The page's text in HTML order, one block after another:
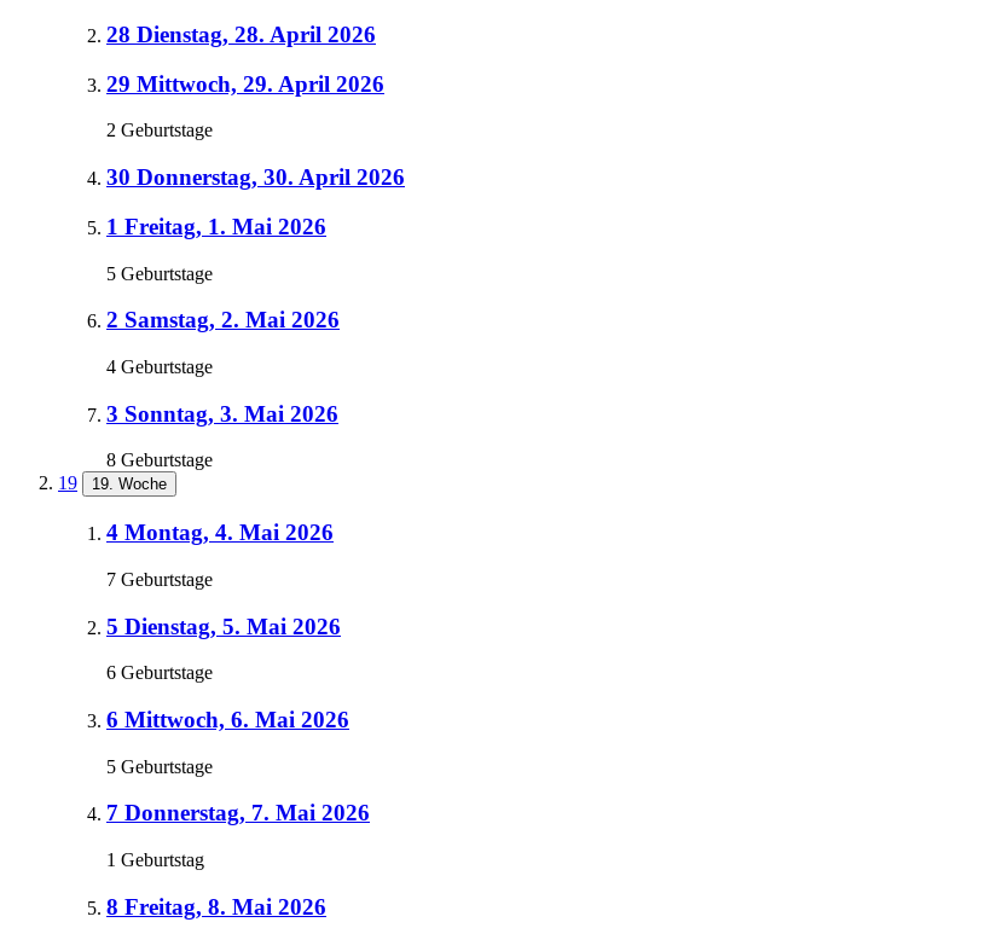
28 Dienstag, 28. April 2026
29 Mittwoch, 29. April 2026
2 Geburtstage
30 Donnerstag, 30. April 2026
1 Freitag, 1. Mai 2026
5 Geburtstage
2 Samstag, 2. Mai 2026
4 Geburtstage
3 Sonntag, 3. Mai 2026
8 Geburtstage
19
19. Woche
4 Montag, 4. Mai 2026
7 Geburtstage
5 Dienstag, 5. Mai 2026
6 Geburtstage
6 Mittwoch, 6. Mai 2026
5 Geburtstage
7 Donnerstag, 7. Mai 2026
1 Geburtstag
8 Freitag, 8. Mai 2026